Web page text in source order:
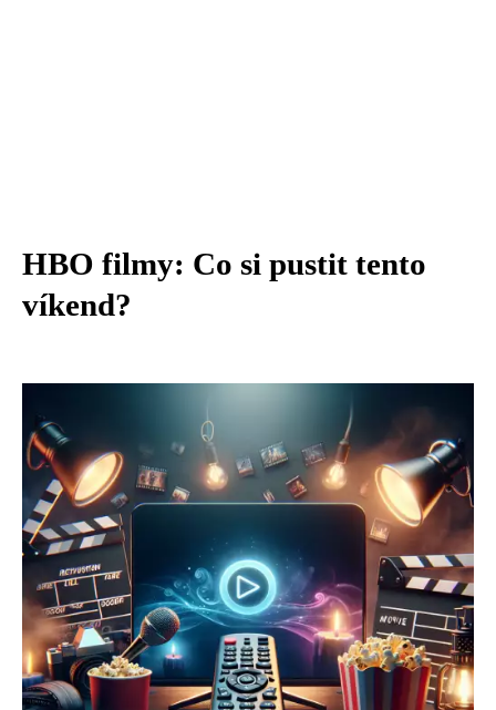
HBO filmy: Co si pustit tento
víkend?